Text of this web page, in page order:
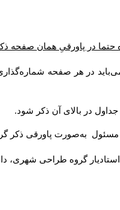
حتما در پاورقیِ همان صفحه
در هر صفحه
در بالای آن ذکر شود.
مسئول به‌صورت پاورقی ذکر
گروه طراحی شهری،